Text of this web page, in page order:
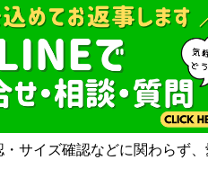
サイズ確認などに関わらず、